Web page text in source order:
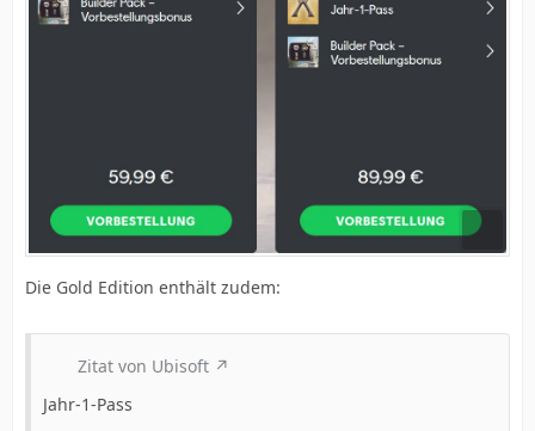
Die Gold Edition enthält zudem:
Zitat von Ubisoft
Jahr-1-Pass